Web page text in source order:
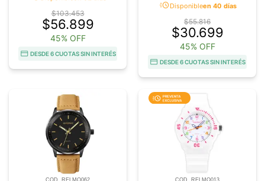
$103.453
$56.899
45% OFF
DESDE 6 CUOTAS SIN INTERÉS
acuteDisponibleen 40 días
$55.816
$30.699
45% OFF
DESDE 6 CUOTAS SIN INTERÉS
COD. RELMO062 COD. RELMO013